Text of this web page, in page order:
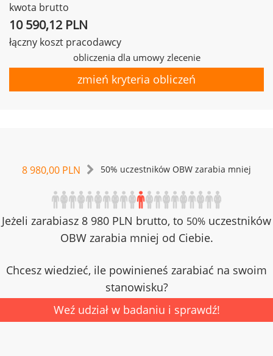
kwota brutto
10 590,12 PLN
łączny koszt pracodawcy
obliczenia dla umowy zlecenie
zmień kryteria obliczeń
8 980,00 PLN 50% uczestników OBW zarabia mniej
Jeżeli zarabiasz 8 980 PLN brutto, to 50% uczestników
OBW zarabia mniej od Ciebie.
Chcesz wiedzieć, ile powinieneś zarabiać na swoim
stanowisku?
Weź udział w badaniu i sprawdź!